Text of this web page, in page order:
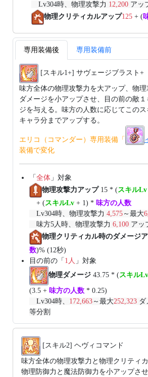
Lv304時、物理攻撃力 12,200 アッ
物理クリティカルアップ125 + (
専用装備後 専用装備前
[スキル1+] サヴェージブラスト+
味方全体の物理攻撃力を大アップ、物
ダメージを小アップさせ、目の前の敵
ジを与える。味方の人数に応じてこの
キャラ分までアップする。
エリコ（コマンダー）専用装備「
装備で変化
「 全体 」対象
物理攻撃力アップ15 * (スキルLv
+ (スキルLv + 1) * 味方の人数
Lv304時、物理攻撃力 4,575 ～最大
味方5人時、物理攻撃力 6,100 アッ
物理クリティカル時のダメージ
数)% (12秒)
目の前の「 1人 」対象
物理ダメージ 43.75 * (スキルLv
(3.5 + 味方の人数 * 0.25)
Lv304時、 172,663 ～最大252,323
等分割
[スキル2] ヘヴィコマンド
味方全体の物理攻撃力と物理クリティ
物理防御力と魔法防御力を小アップさせ